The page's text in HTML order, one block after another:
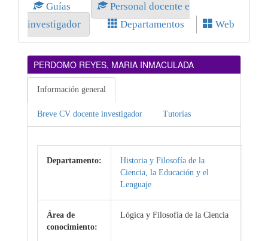
Guías
Personal docente e
investigador
Departamentos Web
PERDOMO REYES, MARIA INMACULADA
Información general
Breve CV docente investigador Tutorías
Departamento:
Historia y Filosofía de la
Ciencia, la Educación y el
Lenguaje
Área de
conocimiento:
Lógica y Filosofía de la Ciencia